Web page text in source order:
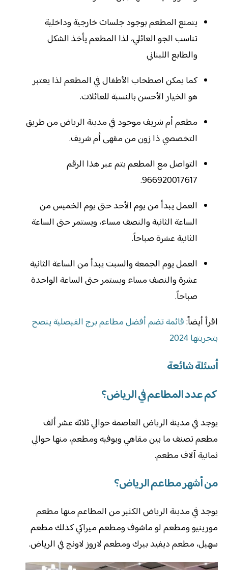
يتمتع المطعم بوجود جلسات خارجية وداخلية
تناسب الجو العائلي، لذا المطعم يأخذ الشكل
والطابع اللبناني
كما يمكن اصطحاب الأطفال في المطعم لذا يعتبر
هو الخيار الأحسن بالنسبة للعائلات.
مطعم أم شريف موجود في مدينة الرياض من طريق
التخصصي ذا زون من مقهى أم شريف.
التواصل مع المطعم يتم عبر هذا الرقم
966920017617.
العمل يبدأ من يوم الأحد حتى يوم الخميس من
الساعة الثانية والنصف مساء، ويستمر حتى الساعة
الثانية عشرة صباحاً.
العمل يوم الجمعة والسبت يبدأ من الساعة الثانية
عشرة والنصف مساء ويستمر حتى الساعة الواحدة
صباحاً.
اقرأ أيضاً:قائمة تضم أفضل مطاعم برج الفيصلية ينصح
بتجربتها 2024
أسئلة شائعة
كم عدد المطاعم في الرياض؟
يوجد في مدينة الرياض العاصمة حوالي ثلاثة عشر ألف
مطعم تصنف ما بين مقاهي وبوفيه ومطعم، منها حوالي
ثمانية آلاف مطعم.
من أشهر مطاعم الرياض؟
يوجد في مدينة الرياض الكثير من المطاعم منها مطعم
مورينيو ومطعم لو ماشوف ومطعم ميراكي كذلك مطعم
سهيل، مطعم ديفيد بيرك ومطعم لاروز لاونج في الرياض.